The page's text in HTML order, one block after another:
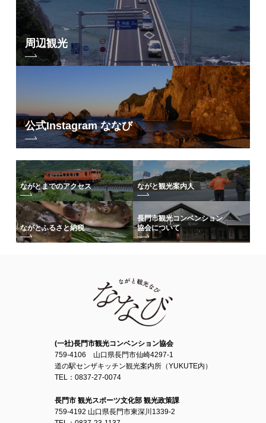
周辺観光
公式Instagram ななび
ながとまでのアクセス ながと観光案内人
ながとふるさと納税
長門市観光コンベンション
協会について
(一社)長門市観光コンベンション協会
759-4106 山口県長門市仙崎4297-1
道の駅センザキッチン観光案内所（YUKUTE内）
TEL：0837-27-0074
長門市 観光スポーツ文化部 観光政策課
759-4192 山口県長門市東深川1339-2